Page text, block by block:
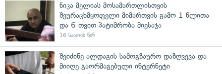
ნიკა მელიას მოსამართლისთვის
შეურაცხმყოფელი მიმართვის გამო 1 წლითა
და 6 თვით პატიმრობა მიესაჯა
16 საათის წინ
შეიძინე ალდაგის სამოგზაურო დაზღვევა და
მიიღე გაორმაგებული ინტერნეტი